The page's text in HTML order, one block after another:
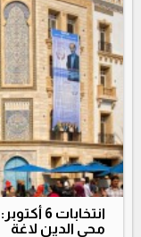
محي الدين لاغة